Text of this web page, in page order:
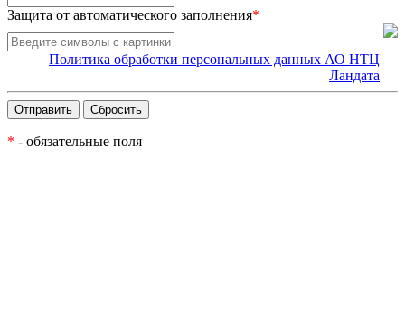
Защита от автоматического заполнения*
Политика обработки персональных данных АО НТЦ
Ландата
* - обязательные поля